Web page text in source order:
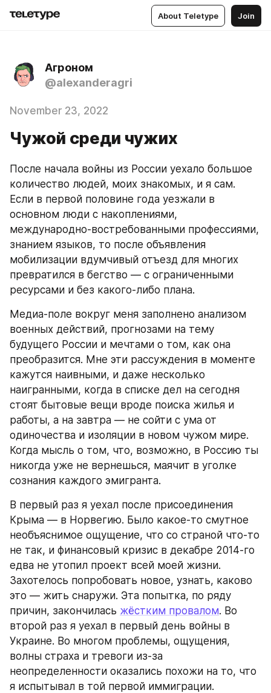
About Teletype Join
Агроном
@alexanderagri
November 23, 2022
Чужой среди чужих
После начала войны из России уехало большое
количество людей, моих знакомых, и я сам.
Если в первой половине года уезжали в
основном люди с накоплениями,
международно-востребованными профессиями,
знанием языков, то после объявления
мобилизации вдумчивый отъезд для многих
превратился в бегство — с ограниченными
ресурсами и без какого-либо плана.
Медиа-поле вокруг меня заполнено анализом
военных действий, прогнозами на тему
будущего России и мечтами о том, как она
преобразится. Мне эти рассуждения в моменте
кажутся наивными, и даже несколько
наигранными, когда в списке дел на сегодня
стоят бытовые вещи вроде поиска жилья и
работы, а на завтра — не сойти с ума от
одиночества и изоляции в новом чужом мире.
Когда мысль о том, что, возможно, в Россию ты
никогда уже не вернешься, маячит в уголке
сознания каждого эмигранта.
В первый раз я уехал после присоединения
Крыма — в Норвегию. Было какое-то смутное
необъяснимое ощущение, что со страной что-то
не так, и финансовый кризис в декабре 2014-го
едва не утопил проект всей моей жизни.
Захотелось попробовать новое, узнать, каково
это — жить снаружи. Эта попытка, по ряду
причин, закончилась жёстким провалом. Во
второй раз я уехал в первый день войны в
Украине. Во многом проблемы, ощущения,
волны страха и тревоги из-за
неопределенности оказались похожи на то, что
я испытывал в той первой иммиграции.